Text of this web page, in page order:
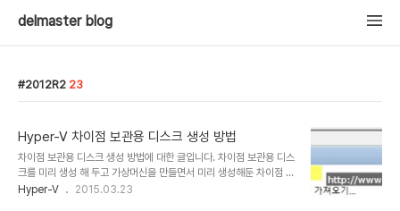
delmaster blog
2012R2 23
Hyper-V 차이점 보관용 디스크 생성 방법
차이점 보관용 디스크 생성 방법에 대한 글입니다. 차이점 보관용 디스
크를 미리 생성 해 두고 가상머신을 만들면서 미리 생성해둔 차이점 보
관용 디스크를 선택할 수 있겠습니다. 아래는 생성 순서입니다. 1. 우
Hyper-V 2015.03.23